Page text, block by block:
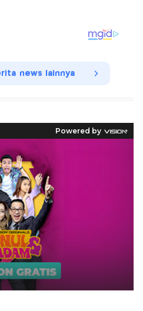
news lainnya